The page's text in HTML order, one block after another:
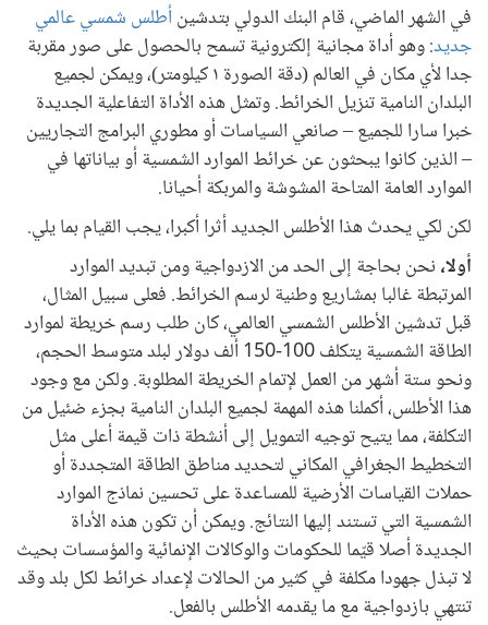
في الشهر الماضي، قام البنك الدولي بتدشين أطلس شمسي عالمي
جديد: وهو أداة مجانية إلكترونية تسمح بالحصول على صور مقربة
جدا لأي مكان في العالم (دقة الصورة ١ كيلومتر)، ويمكن لجميع
البلدان النامية تنزيل الخرائط. وتمثل هذه الأداة التفاعلية الجديدة
خبرا سارا للجميع – صانعي السياسات أو مطوري البرامج التجاريين
– الذين كانوا يبحثون عن خرائط الموارد الشمسية أو بياناتها في
الموارد العامة المتاحة المشوشة والمربكة أحيانا.
لكن لكي يحدث هذا الأطلس الجديد أثرا أكبرا، يجب القيام بما يلي.
أولا، نحن بحاجة إلى الحد من الازدواجية ومن تبديد الموارد
المرتبطة غالبا بمشاريع وطنية لرسم الخرائط. فعلى سبيل المثال،
قبل تدشين الأطلس الشمسي العالمي، كان طلب رسم خريطة لموارد
الطاقة الشمسية يتكلف 100-150 ألف دولار لبلد متوسط الحجم،
ونحو ستة أشهر من العمل لإتمام الخريطة المطلوبة. ولكن مع وجود
هذا الأطلس، أكملنا هذه المهمة لجميع البلدان النامية بجزء ضئيل من
التكلفة، مما يتيح توجيه التمويل إلى أنشطة ذات قيمة أعلى مثل
التخطيط الجغرافي المكاني لتحديد مناطق الطاقة المتجددة أو
حملات القياسات الأرضية للمساعدة على تحسين نماذج الموارد
الشمسية التي تستند إليها النتائج. ويمكن أن تكون هذه الأداة
الجديدة أصلا قيّما للحكومات والوكالات الإنمائية والمؤسسات بحيث
لا تبذل جهودا مكلفة في كثير من الحالات لإعداد خرائط لكل بلد وقد
تنتهي بازدواجية مع ما يقدمه الأطلس بالفعل.